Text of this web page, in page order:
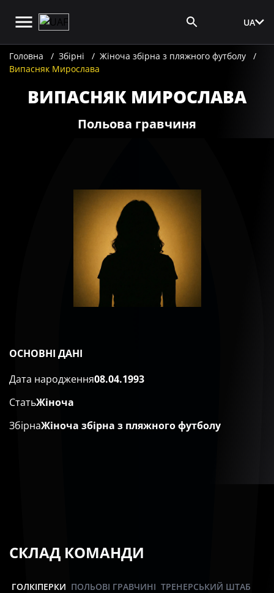
UA
Головна Збірні
Жіноча збірна з пляжного футболу
Випасняк Мирослава
ВИПАСНЯК МИРОСЛАВА
Польова гравчиня
ОСНОВНІ ДАНІ
Дата народження08.04.1993
СтатьЖіноча
ЗбірнаЖіноча збірна з пляжного футболу
СКЛАД КОМАНДИ
ГОЛКІПЕРКИ ПОЛЬОВІ ГРАВЧИНІ ТРЕНЕРСЬКИЙ ШТАБ